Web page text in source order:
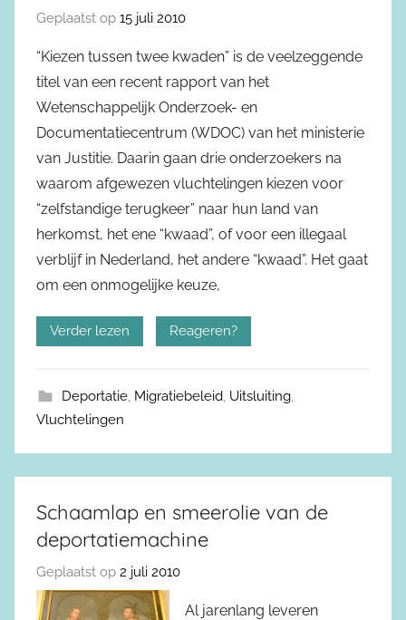
Geplaatst op 15 juli 2010
“Kiezen tussen twee kwaden” is de veelzeggende
titel van een recent rapport van het
Wetenschappelijk Onderzoek- en
Documentatiecentrum (WDOC) van het ministerie
van Justitie. Daarin gaan drie onderzoekers na
waarom afgewezen vluchtelingen kiezen voor
“zelfstandige terugkeer” naar hun land van
herkomst, het ene “kwaad”, of voor een illegaal
verblijf in Nederland, het andere “kwaad”. Het gaat
om een onmogelijke keuze,
Verder lezen Reageren?
Deportatie, Migratiebeleid, Uitsluiting,
Vluchtelingen
Schaamlap en smeerolie van de
deportatiemachine
Geplaatst op 2 juli 2010
Al jarenlang leveren